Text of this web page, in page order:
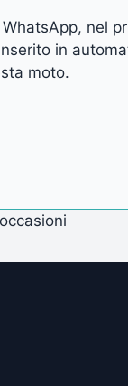
nel
in
moto.